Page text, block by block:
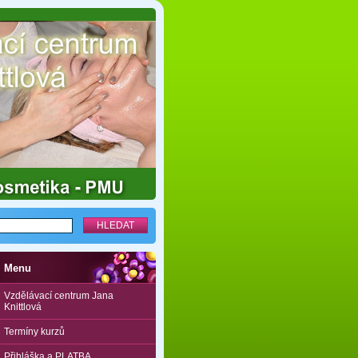
Menu
Vzdělávací centrum Jana
Knittlová
Termíny kurzů